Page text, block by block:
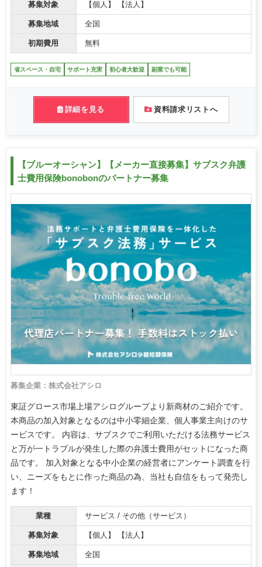
募集対象 【個人】 【法人】
募集地域 全国
初期費用 無料
省スペース・自宅 サポート充実 初心者大歓迎 副業でも可能
詳細を見る 資料請求リストへ
【ブルーオーシャン】【メーカー直接募集】サブスク弁護
士費用保険bonobonのパートナー募集
募集企業：株式会社アシロ
東証グロース市場上場アシログループより新商材のご紹介です。
本商品の加入対象となるのは中小零細企業、個人事業主向けのサ
ービスです。 内容は、サブスクでご利用いただける法務サービス
と万が一トラブルが発生した際の弁護士費用がセットになった商
品です。 加入対象となる中小企業の経営者にアンケート調査を行
い、ニーズをもとに作った商品の為、当社も自信をもって発売し
ます！
業種 サービス / その他（サービス）
募集対象 【個人】 【法人】
募集地域 全国